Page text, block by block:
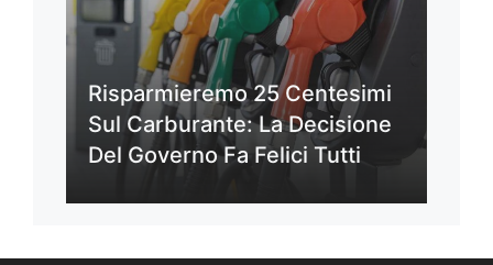
Risparmieremo 25 Centesimi
Sul Carburante: La Decisione
Del Governo Fa Felici Tutti